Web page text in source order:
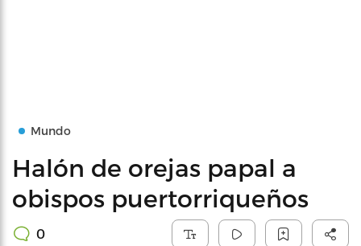
Mundo
Halón de orejas papal a
obispos puertorriqueños
0